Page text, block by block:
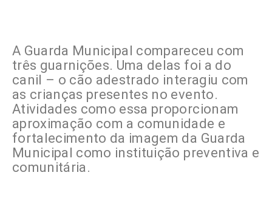
A Guarda Municipal compareceu com
três guarnições. Uma delas foi a do
canil – o cão adestrado interagiu com
as crianças presentes no evento.
Atividades como essa proporcionam
aproximação com a comunidade e
fortalecimento da imagem da Guarda
Municipal como instituição preventiva e
comunitária.